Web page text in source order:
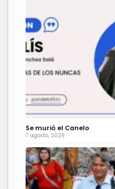
Se murió el Canelo
7 agosto, 2026